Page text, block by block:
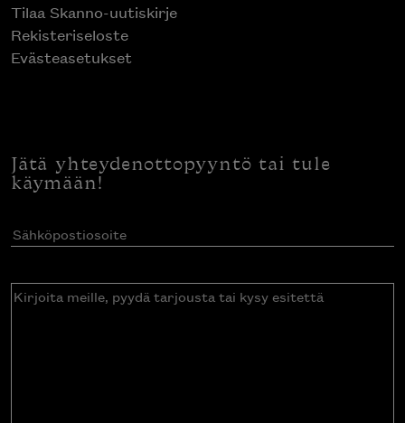
Tilaa Skanno-uutiskirje
Rekisteriseloste
Evästeasetukset
Jätä yhteydenottopyyntö tai tule
käymään!
Sähköpostiosoite(Pakollinen)
Kirjoita